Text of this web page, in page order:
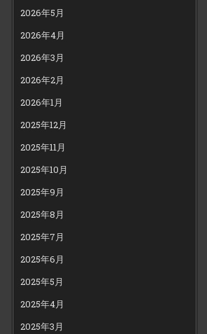
2026年5月
2026年4月
2026年3月
2026年2月
2026年1月
2025年12月
2025年11月
2025年10月
2025年9月
2025年8月
2025年7月
2025年6月
2025年5月
2025年4月
2025年3月